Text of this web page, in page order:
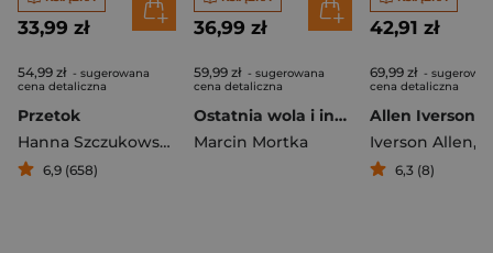
33,99 zł
54,99 zł - sugerowana
cena detaliczna
Przetok
Hanna Szczukowska-Białys
6,9 (658)
36,99 zł
59,99 zł - sugerowana
cena detaliczna
Ostatnia wola i inne opowieści
Marcin Mortka
42,91 zł
69,99 zł -
cena detaliczna
Iverson Allen,
6,3 (8)